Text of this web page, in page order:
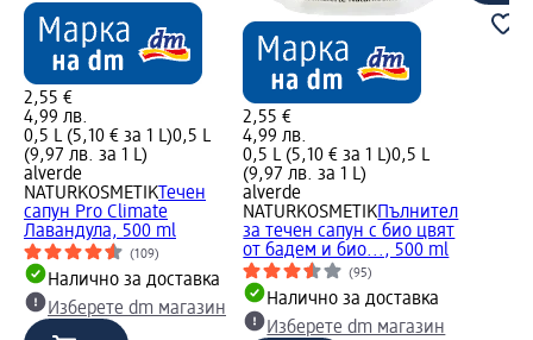
2,55 €
4,99 лв.
0,5 L (5,10 € за 1 L)0,5 L
(9,97 лв. за 1 L)
alverde
NATURKOSMETIKТечен
сапун Pro Climate
Лавандула, 500 ml
(109)
Налично за доставка
Изберете dm магазин
2,55 €
4,99 лв.
0,5 L (5,10 € за 1 L)0,5 L
(9,97 лв. за 1 L)
alverde
NATURKOSMETIKПълнител
за течен сапун с био цвят
от бадем и био..., 500 ml
(95)
Налично за доставка
Изберете dm магазин